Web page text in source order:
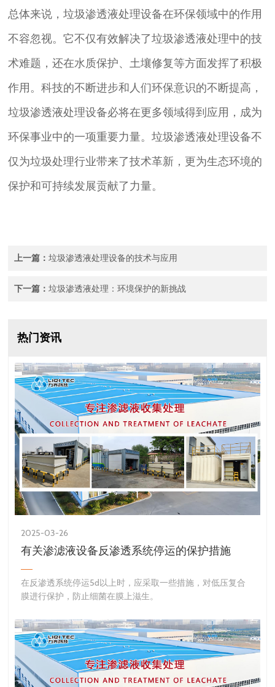
总体来说，垃圾渗透液处理设备在环保领域中的作用
不容忽视。它不仅有效解决了垃圾渗透液处理中的技
术难题，还在水质保护、土壤修复等方面发挥了积极
作用。科技的不断进步和人们环保意识的不断提高，
垃圾渗透液处理设备必将在更多领域得到应用，成为
环保事业中的一项重要力量。垃圾渗透液处理设备不
仅为垃圾处理行业带来了技术革新，更为生态环境的
保护和可持续发展贡献了力量。
上一篇：垃圾渗透液处理设备的技术与应用
下一篇：垃圾渗透液处理：环境保护的新挑战
热门资讯
2025-03-26
有关渗滤液设备反渗透系统停运的保护措施
​在反渗透系统停运5d以上时，应采取一些措施，对低压复合
膜进行保护，防止细菌在膜上滋生。